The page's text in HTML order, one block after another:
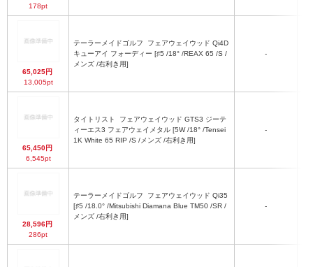
178pt
65,025円
13,005pt
テーラーメイドゴルフ
キューアイ フォーディー [♯5 /18° /REAX 65 /S /
メンズ /右利き用]
-
65,450円
6,545pt
タイトリスト
ィーエス3 フェアウェイメタル [5W /18° /Tensei
1K White 65 RIP /S /メンズ /右利き用]
-
28,596円
286pt
テーラーメイドゴルフ
[♯5 /18.0° /Mitsubishi Diamana Blue TM50 /SR /
メンズ /右利き用]
-